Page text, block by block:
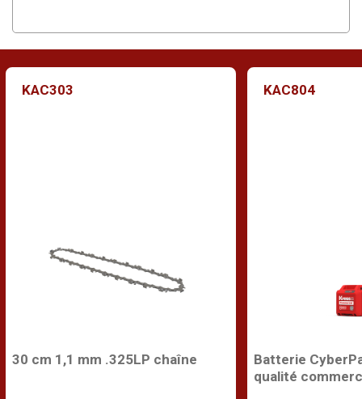
KAC303
30 cm 1,1 mm .325LP chaîne
KAC804
Batterie
qualité